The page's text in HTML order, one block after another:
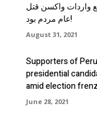
واردات واکسن قتل
عام مردم بود!
August 31, 2021
Supporters of
presidential
amid election
June 28, 2021